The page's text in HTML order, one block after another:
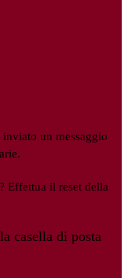
inviato un messaggio
Effettua il reset della
casella di posta